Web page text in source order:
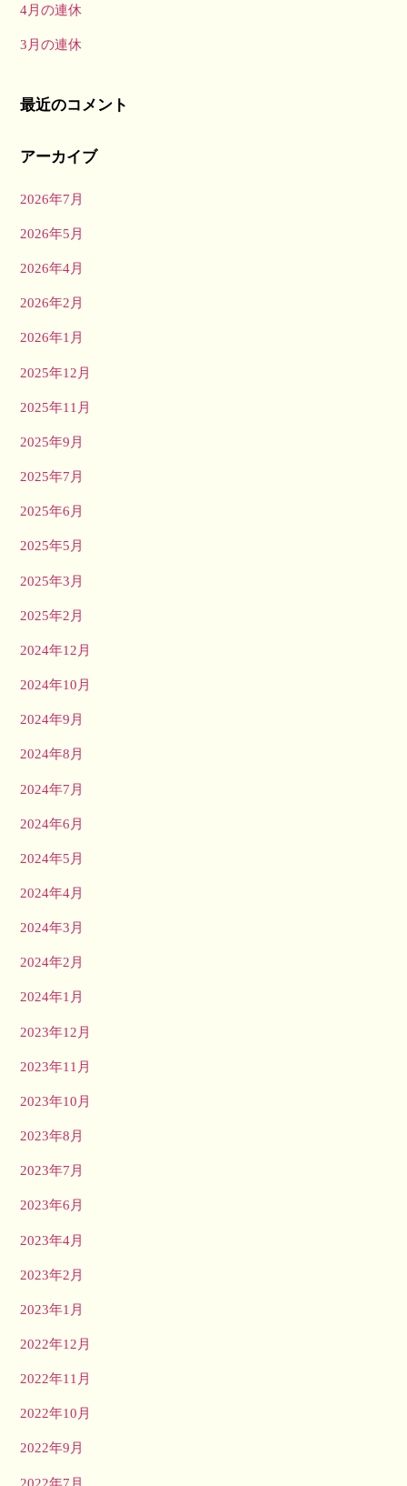
4月の連休
3月の連休
最近のコメント
アーカイブ
2026年7月
2026年5月
2026年4月
2026年2月
2026年1月
2025年12月
2025年11月
2025年9月
2025年7月
2025年6月
2025年5月
2025年3月
2025年2月
2024年12月
2024年10月
2024年9月
2024年8月
2024年7月
2024年6月
2024年5月
2024年4月
2024年3月
2024年2月
2024年1月
2023年12月
2023年11月
2023年10月
2023年8月
2023年7月
2023年6月
2023年4月
2023年2月
2023年1月
2022年12月
2022年11月
2022年10月
2022年9月
2022年7月